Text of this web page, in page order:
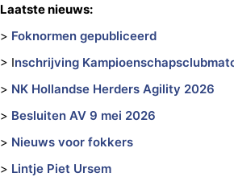
Laatste nieuws:
> Foknormen gepubliceerd
> Inschrijving
> NK Hollandse Herders Agility 2026
> Besluiten AV 9 mei 2026
> Nieuws voor fokkers
> Lintje Piet Ursem